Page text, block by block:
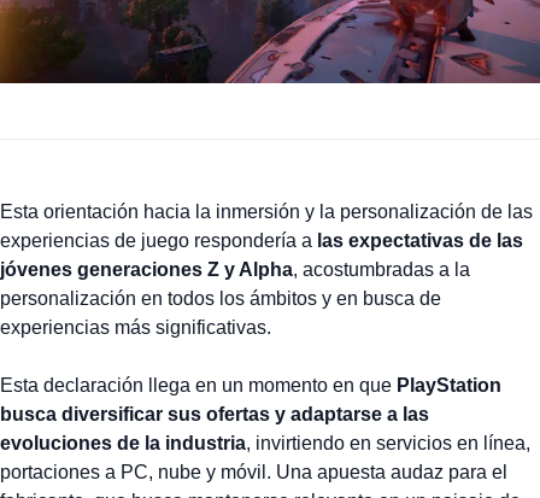
Esta orientación hacia la inmersión y la personalización de las
experiencias de juego respondería a las expectativas de las
jóvenes generaciones Z y Alpha, acostumbradas a la
personalización en todos los ámbitos y en busca de
experiencias más significativas.
Esta declaración llega en un momento en que PlayStation
busca diversificar sus ofertas y adaptarse a las
evoluciones de la industria, invirtiendo en servicios en línea,
portaciones a PC, nube y móvil. Una apuesta audaz para el